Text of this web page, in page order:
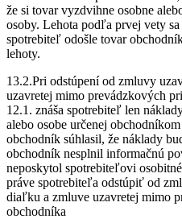
že si tovar vyzdvihne osobne
osoby. Lehota podľa prvej vety
spotrebiteľ odošle tovar
lehoty.
13.2.Pri odstúpení od zmluvy
uzavretej mimo prevádzkových
12.1. znáša spotrebiteľ len
alebo osobe určenej
obchodník súhlasil, že náklady
obchodník nesplnil informačnú
neposkytol spotrebiteľovi
práve spotrebiteľa odstúpiť od
diaľku a zmluve uzavretej mimo
obchodníka